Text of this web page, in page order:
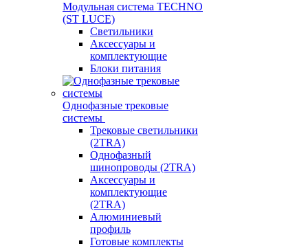
Модульная система TECHNO
(ST LUCE)
Светильники
Аксессуары и
комплектующие
Блоки питания
Однофазные трековые
системы
Трековые светильники
(2TRA)
Однофазный
шинопроводы (2TRA)
Аксессуары и
комплектующие
(2TRA)
Алюминиевый
профиль
Готовые комплекты